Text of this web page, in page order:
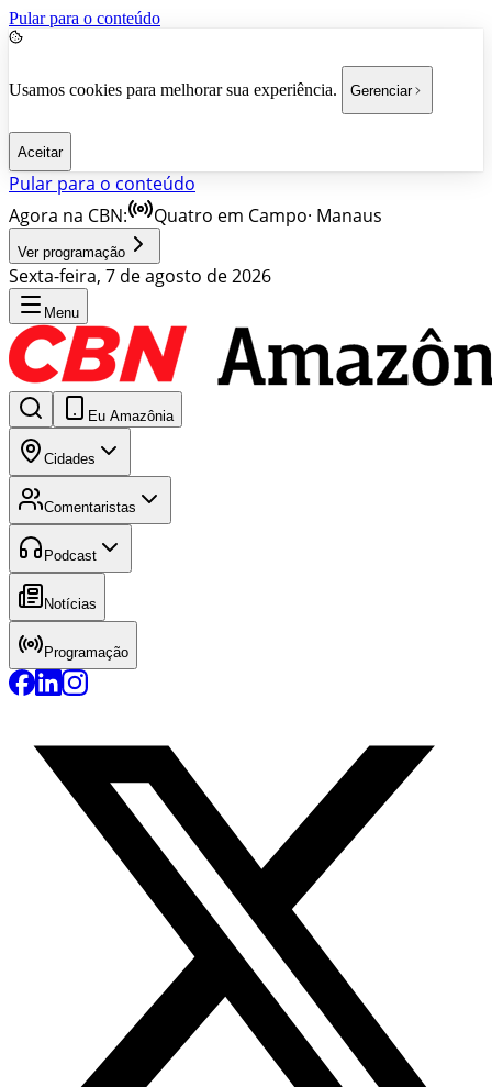
Pular para o conteúdo
Usamos cookies para melhorar sua experiência. Gerenciar
Aceitar
Pular para o conteúdo
Agora na CBN:
Quatro em Campo· Manaus
Ver programação
Sexta-feira, 7 de agosto de 2026
Menu
Eu Amazônia
Cidades
Comentaristas
Podcast
Notícias
Programação